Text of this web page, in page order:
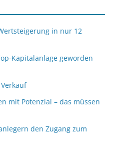
in nur 12
Kapitalanlage geworden
mit Potenzial – das müssen
den Zugang zum